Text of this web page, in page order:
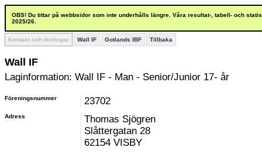
OBS! Du tittar på webbsidor som inte underhålls längre. Våra resultat-, tabell- och
2025/26.
Kontakt och tävlingar Wall IF Gotlands IBF Tillbaka
Wall IF
Laginformation: Wall IF - Man - Senior/Junior 17- år
Föreningsnummer 23702
Adress
Thomas Sjögren
Slåttergatan 28
62154 VISBY